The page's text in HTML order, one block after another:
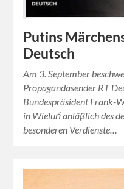
Putins
Deutsch
Am 3. September
Propagandasender RT
Bundespräsident Frank-
in Wieluń anläßlich des
besonderen Verdienste…